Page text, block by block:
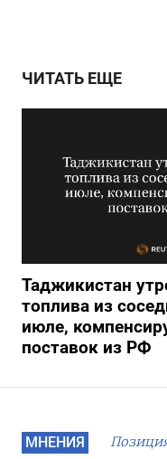
ЧИТАТЬ ЕЩЕ
Таджикистан
топлива из
июле,
поставок из РФ
МНЕНИЯ